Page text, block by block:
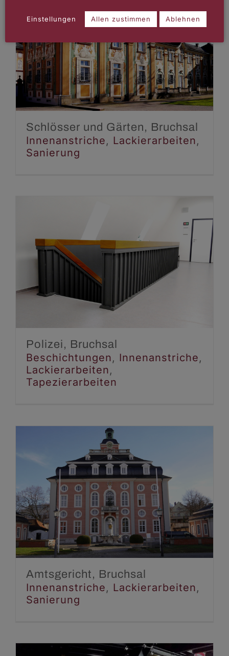
Schlösser und Gärten,
Bruchsal
Innenanstriche Lackierarbeiten Sanierung
Schlösser und Gärten, Bruchsal
Innenanstriche, Lackierarbeiten,
Sanierung
Polizei, Bruchsal
Innenanstriche
Lackierarbeiten
Tapezierarbeiten
Polizei, Bruchsal
Beschichtungen, Innenanstriche,
Lackierarbeiten,
Tapezierarbeiten
Amtsgericht, Bruchsal
Innenanstriche Lackierarbeiten Sanierung
Amtsgericht, Bruchsal
Innenanstriche, Lackierarbeiten,
Sanierung
Einstellungen Allen zustimmen Ablehnen